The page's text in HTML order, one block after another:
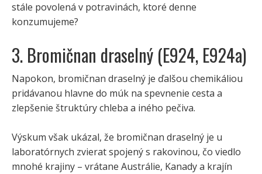
stále povolená v potravinách, ktoré denne
konzumujeme?
3. Bromičnan draselný (E924, E924a)
Napokon, bromičnan draselný je ďalšou chemikáliou
pridávanou hlavne do múk na spevnenie cesta a
zlepšenie štruktúry chleba a iného pečiva.
Výskum však ukázal, že bromičnan draselný je u
laboratórnych zvierat spojený s rakovinou, čo viedlo
mnohé krajiny – vrátane Austrálie, Kanady a krajín